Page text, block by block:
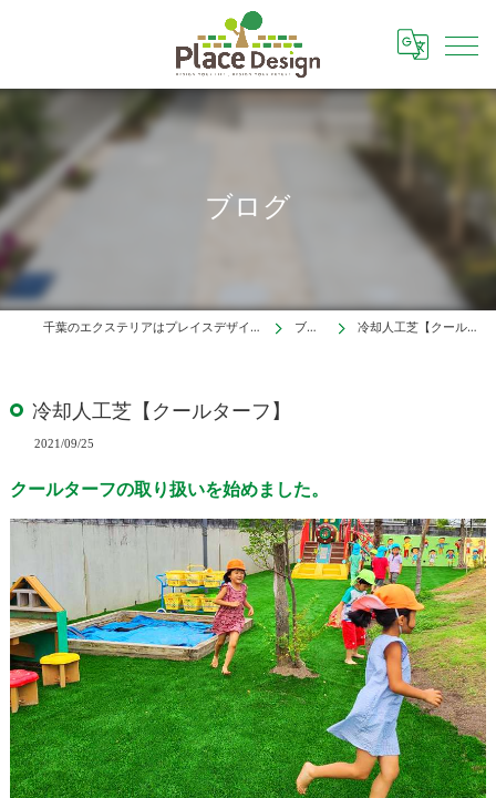
ブログ
千葉のエクステリアはプレイスデザイン株式会社 ブログ 冷却人工芝【クールターフ】
冷却人工芝【クールターフ】
2021/09/25
クールターフの取り扱いを始めました。